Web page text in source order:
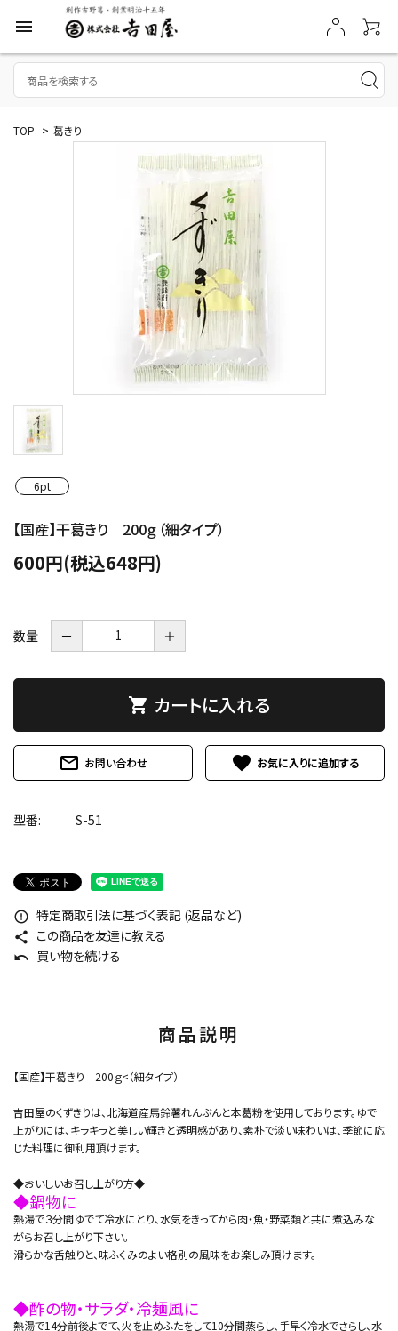
menu
TOP > 葛きり
6pt
【国産】干葛きり 200ｇ（細タイプ）
600円(税込648円)
数量 － ＋
shopping_cart カートに入れる
mail_outline お問い合わせ favorite
型番: S-51
error_outline 特定商取引法に基づく表記 (返品など)
share この商品を友達に教える
undo 買い物を続ける
商品説明
【国産】干葛きり 200ｇ<（細タイプ）
吉田屋のくずきりは、北海道産馬鈴薯れんぷんと本葛粉を使用しております。ゆで
上がりには、キラキラと美しい輝きと透明感があり、素朴で淡い味わいは、季節に応
じた料理に御利用頂けます。
◆おいしいお召し上がり方◆
◆鍋物に
熱湯で３分間ゆでて冷水にとり、水気をきってから肉・魚・野菜類と共に煮込みな
がらお召し上がり下さい。
滑らかな舌触りと、味ふくみのよい格別の風味をお楽しみ頂けます。
◆酢の物・サラダ・冷麺風に
熱湯で14分前後よでて、火を止めふたをして10分間蒸らし、手早く冷水でさらし、水